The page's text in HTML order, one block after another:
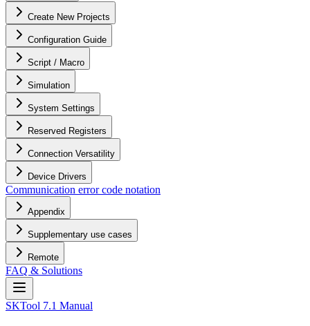
Create New Projects
Configuration Guide
Script / Macro
Simulation
System Settings
Reserved Registers
Connection Versatility
Device Drivers
Communication error code notation
Appendix
Supplementary use cases
Remote
FAQ & Solutions
SKTool 7.1 Manual